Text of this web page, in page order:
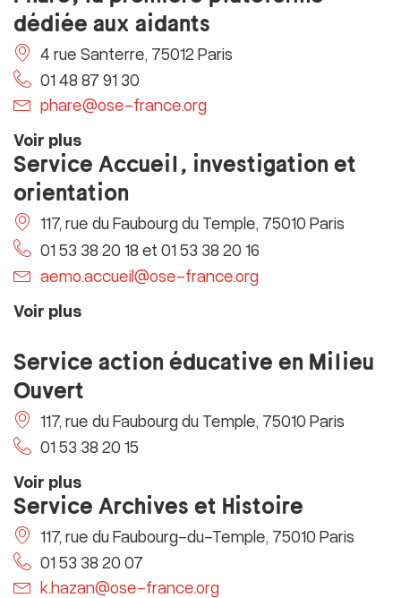
dédiée aux aidants
4 rue Santerre, 75012 Paris
01 48 87 91 30
phare@ose-france.org
Voir plus
Service Accueil, investigation et
orientation
117, rue du Faubourg du Temple, 75010 Paris
01 53 38 20 18 et 01 53 38 20 16
aemo.accueil@ose-france.org
Voir plus
Service action éducative en Milieu
Ouvert
117, rue du Faubourg du Temple, 75010 Paris
01 53 38 20 15
Voir plus
Service Archives et Histoire
117, rue du Faubourg-du-Temple, 75010 Paris
01 53 38 20 07
k.hazan@ose-france.org